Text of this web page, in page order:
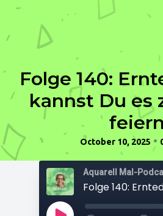
Folge 140:
kannst Du es
feiern
October 10, 2025 •
Aquarell Mal-